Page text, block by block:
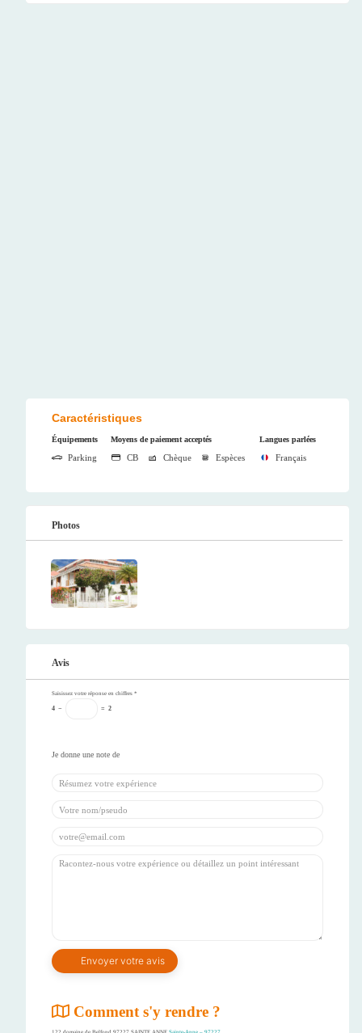
Caractéristiques
Équipements
Parking
Moyens de paiement acceptés
CB Chèque Espèces
Langues parlées
Français
Photos
Avis
Saisissez votre réponse en chiffres *
4 − = 2
Comment s'y rendre ?